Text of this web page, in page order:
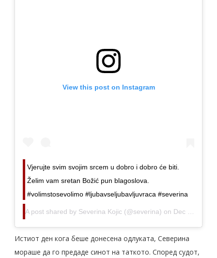
View this post on Instagram
Vjerujte svim svojim srcem u dobro i dobro će biti.
Želim vam sretan Božić pun blagoslova.
#volimstosevolimo #ljubavseljubavljuvraca #severina
A post shared by Severina Kojic (@severina) on Dec 25, 2019 at 2:42am PST
Истиот ден кога беше донесена одлуката, Северина
мораше да го предаде синот на таткото. Според судот,